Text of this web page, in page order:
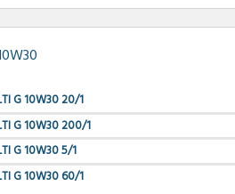
G 10W30 20/1
G 10W30 200/1
G 10W30 5/1
G 10W30 60/1